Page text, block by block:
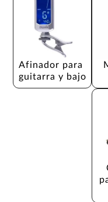
Afinador para
guitarra y bajo